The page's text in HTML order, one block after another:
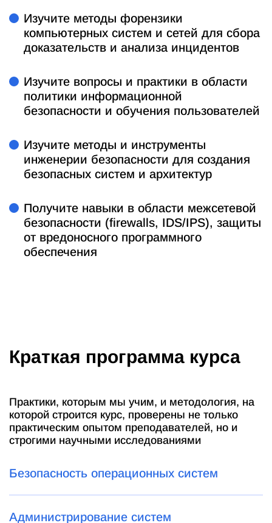
Изучите методы форензики
компьютерных систем и сетей для сбора
доказательств и анализа инцидентов
Изучите вопросы и практики в области
политики информационной
безопасности и обучения пользователей
Изучите методы и инструменты
инженерии безопасности для создания
безопасных систем и архитектур
Получите навыки в области межсетевой
безопасности (firewalls, IDS/IPS), защиты
от вредоносного программного
обеспечения
Краткая программа курса
Практики, которым мы учим, и методология, на
которой строится курс, проверены не только
практическим опытом преподавателей, но и
строгими научными исследованиями
Безопасность операционных систем
Администрирование систем